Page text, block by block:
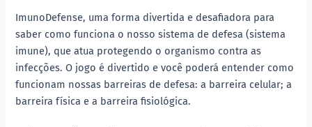
ImunoDefense, uma forma divertida e desafiadora para
saber como funciona o nosso sistema de defesa (sistema
imune), que atua protegendo o organismo contra as
infecções. O jogo é divertido e você poderá entender como
funcionam nossas barreiras de defesa: a barreira celular; a
barreira física e a barreira fisiológica.